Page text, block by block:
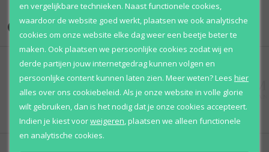
Onze merken
en vergelijkbare technieken. Naast functionele cookies,
waardoor de website goed werkt, plaatsen we ook analytische
cookies om onze website elke dag weer een beetje beter te
maken. Ook plaatsen we persoonlijke cookies zodat wij en
derde partijen jouw internetgedrag kunnen volgen en
persoonlijke content kunnen laten zien. Meer weten?Lees hier
alles over ons cookiebeleid. Als je onze website in volle glorie
wilt gebruiken, dan is het nodig dat je onze cookies accepteert.
Indien je kiest voorweigeren plaatsen we alleen functionele
en analytische cookies.